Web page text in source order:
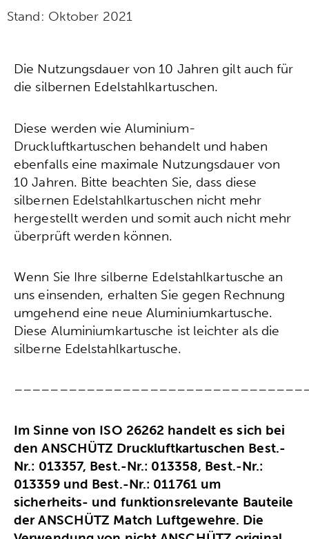
Stand: Oktober 2021
Die Nutzungsdauer von 10 Jahren gilt auch für
die silbernen Edelstahlkartuschen.
Diese werden wie Aluminium-
Druckluftkartuschen behandelt und haben
ebenfalls eine maximale Nutzungsdauer von
10 Jahren. Bitte beachten Sie, dass diese
silbernen Edelstahlkartuschen nicht mehr
hergestellt werden und somit auch nicht mehr
überprüft werden können.
Wenn Sie Ihre silberne Edelstahlkartusche an
uns einsenden, erhalten Sie gegen Rechnung
umgehend eine neue Aluminiumkartusche.
Diese Aluminiumkartusche ist leichter als die
silberne Edelstahlkartusche.
Im Sinne von ISO 26262 handelt es sich bei
den ANSCHÜTZ Druckluftkartuschen Best.-
Nr.: 013357, Best.-Nr.: 013358, Best.-Nr.:
013359 und Best.-Nr.: 011761 um
sicherheits- und funktionsrelevante Bauteile
der ANSCHÜTZ Match Luftgewehre. Die